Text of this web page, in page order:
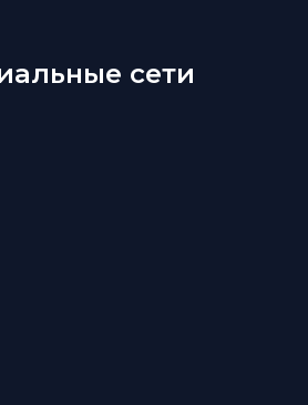
сети